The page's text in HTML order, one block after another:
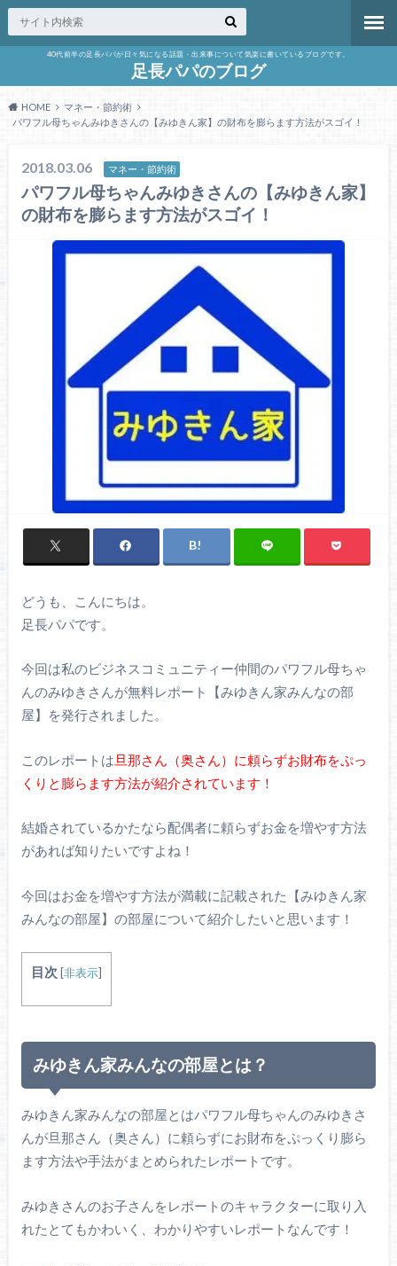
40代前半の足長パパが日々気になる話題・出来事について気楽に書いているブログです。
足長パパのブログ
HOME
マネー・節約術
パワフル母ちゃんみゆきさんの【みゆきん家】の財布を膨らます方法がスゴイ！
2018.03.06 マネー・節約術
パワフル母ちゃんみゆきさんの【みゆきん家】
の財布を膨らます方法がスゴイ！
どうも、こんにちは。
足長パパです。
今回は私のビジネスコミュニティー仲間のパワフル母ちゃ
んのみゆきさんが無料レポート【みゆきん家みんなの部
屋】を発行されました。
このレポートは 旦那さん（奥さん）に頼らずお財布をぷっ
くりと膨らます方法が紹介されています！
結婚されているかたなら配偶者に頼らずお金を増やす方法
があれば知りたいですよね！
今回はお金を増やす方法が満載に記載された【みゆきん家
みんなの部屋】の部屋について紹介したいと思います！
目次 [非表示]
みゆきん家みんなの部屋とは？
みゆきん家みんなの部屋とはパワフル母ちゃんのみゆきさ
んが旦那さん（奥さん）に頼らずにお財布をぷっくり膨ら
ます方法や手法がまとめられたレポートです。
みゆきさんのお子さんをレポートのキャラクターに取り入
れたとてもかわいく、わかりやすいレポートなんです！